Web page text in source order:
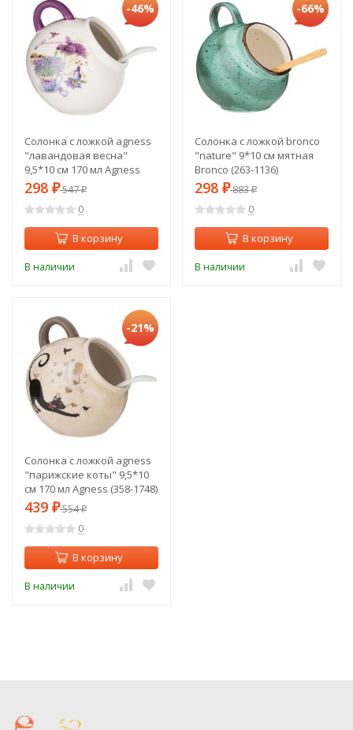
-46%
Солонка с ложкой agness
"лавандовая весна"
9,5*10 см 170 мл Agness
(358-1718)
298 ₽547₽
0
В корзину
В наличии
-66%
Солонка с ложкой bronco
"nature" 9*10 см мятная
Bronco (263-1136)
298 ₽883₽
0
В корзину
В наличии
-21%
Солонка с ложкой agness
"парижские коты" 9,5*10
см 170 мл Agness (358-1748)
439 ₽554₽
0
В корзину
В наличии